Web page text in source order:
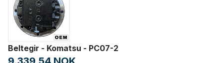
Beltegir - Komatsu - PC07-2